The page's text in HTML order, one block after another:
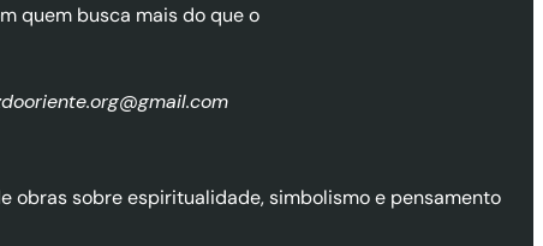
quem busca mais do que o
obras sobre espiritualidade, simbolismo e pensamento